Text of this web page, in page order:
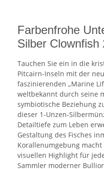
Farbenfrohe
Silber Clownfish
Tauchen Sie ein in die
Pitcairn-Inseln mit der
faszinierenden „Marine
weltbekannt durch seine
symbiotische Beziehung
dieser 1-Unzen-
Detailtiefe zum Leben
Gestaltung des Fisches
Korallenumgebung
visuellen Highlight für
Sammler moderner